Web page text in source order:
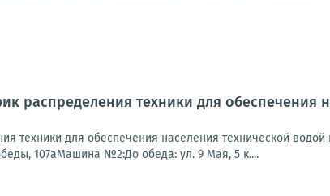
распределения техники для обеспечения
техники для обеспечения населения технической
107аМашина №2:До обеда: ул. 9 Мая, 5 к....